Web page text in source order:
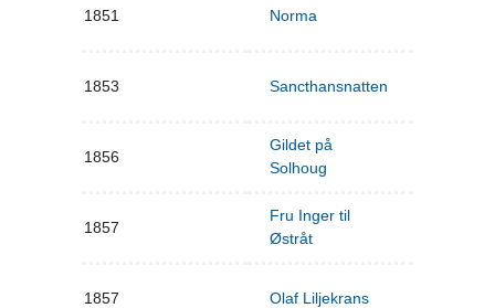
1851 Norma
1853 Sancthansnatten
1856
Gildet på
Solhoug
1857
Fru Inger til
Østråt
1857 Olaf Liljekrans